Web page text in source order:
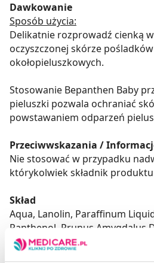
Dawkowanie
Sposób użycia:
Delikatnie rozprowadź cienką
oczyszczonej skórze
okołopieluszkowych.
Stosowanie Bepanthen Baby
pieluszki pozwala ochraniać
powstawaniem odparzeń
Przeciwwskazania /
Nie stosować w przypadku
którykolwiek składnik
Skład
Aqua, Lanolin, Paraffinum
Panthenol, Prunus Amygdalus
Cetyl Alcohol, Stearyl Alcohol,
Oleate, Lanolin Alcohol, BHT,